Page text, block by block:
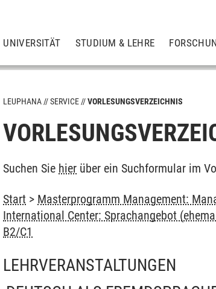
UNIVERSITÄT STUDIUM & LEHRE
LEUPHANA SERVICE VORLESUNGSVERZEICHNIS
Suchen Sie hier über ein Suchformular im
Start > Masterprogramm Management:
International Center: Sprachangebot
B2/C1
LEHRVERANSTALTUNGEN